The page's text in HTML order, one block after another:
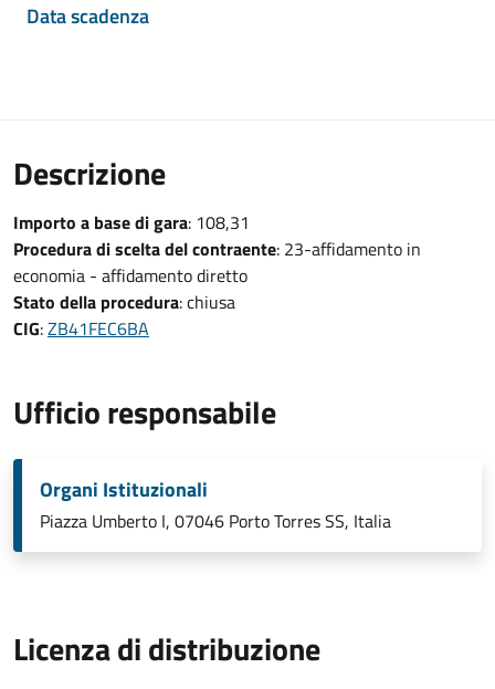
Data scadenza
Descrizione
Importo a base di gara: 108,31
Procedura di scelta del contraente: 23-affidamento in
economia - affidamento diretto
Stato della procedura: chiusa
CIG:ZB41FEC6BA
Ufficio responsabile
Organi Istituzionali
Piazza Umberto I, 07046 Porto Torres SS, Italia
Licenza di distribuzione